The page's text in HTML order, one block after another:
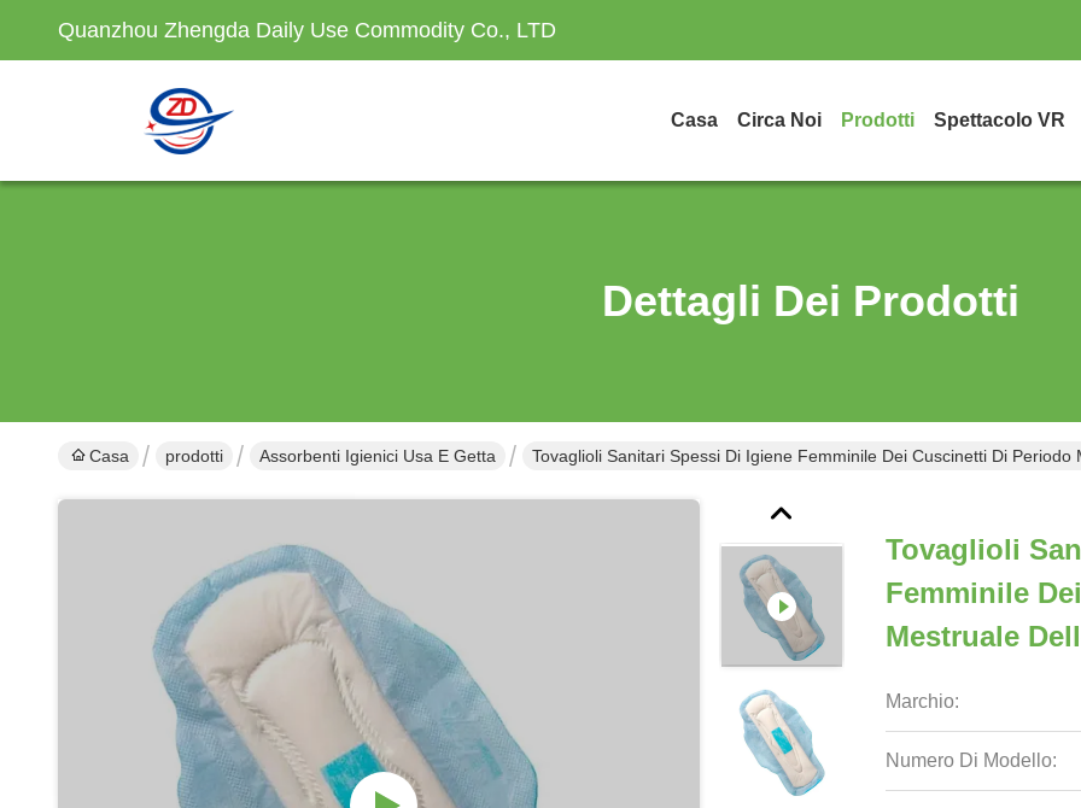
Quanzhou Zhengda Daily Use Commodity Co., LTD
Casa Circa Noi Prodotti Spettacolo VR
Dettagli Dei Prodotti
Casa prodotti Assorbenti Igienici Usa E Getta Tovaglioli Sanitari Spessi Di Igiene Femminile Dei Cuscinetti Di Periodo
Tovaglioli
Femminile
Mestruale
Marchio:
Numero Di Modello: